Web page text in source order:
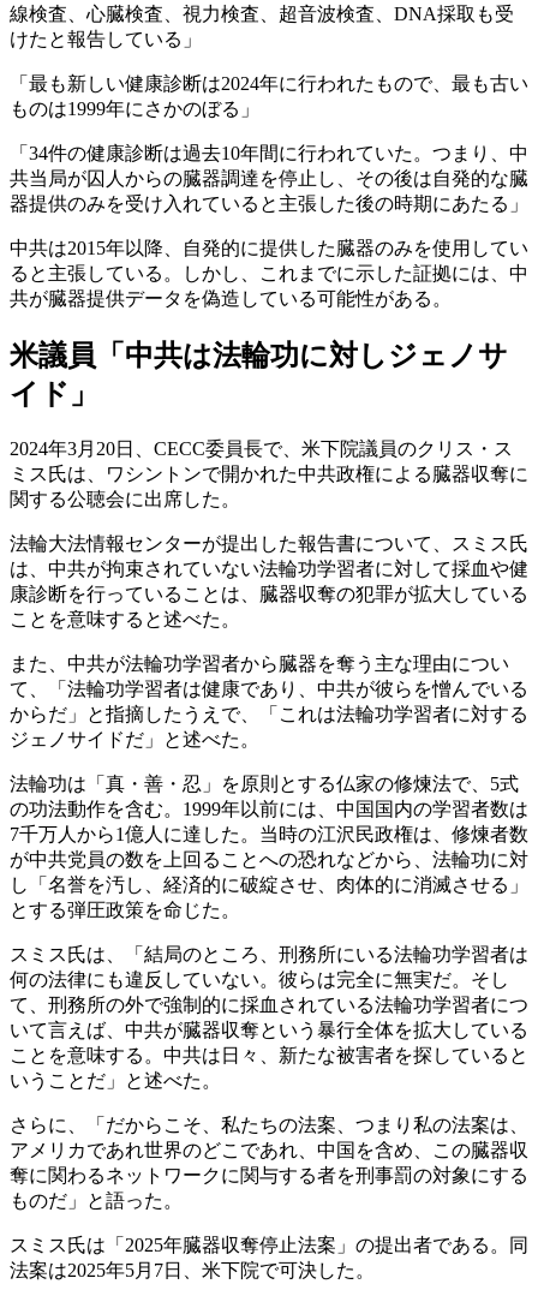
線検査、心臓検査、視力検査、超音波検査、DNA採取も受
けたと報告している」
「最も新しい健康診断は2024年に行われたもので、最も古い
ものは1999年にさかのぼる」
「34件の健康診断は過去10年間に行われていた。つまり、中
共当局が囚人からの臓器調達を停止し、その後は自発的な臓
器提供のみを受け入れていると主張した後の時期にあたる」
中共は2015年以降、自発的に提供した臓器のみを使用してい
ると主張している。しかし、これまでに示した証拠には、中
共が臓器提供データを偽造している可能性がある。
米議員「中共は法輪功に対しジェノサ
イド」
2024年3月20日、CECC委員長で、米下院議員のクリス・ス
ミス氏は、ワシントンで開かれた中共政権による臓器収奪に
関する公聴会に出席した。
法輪大法情報センターが提出した報告書について、スミス氏
は、中共が拘束されていない法輪功学習者に対して採血や健
康診断を行っていることは、臓器収奪の犯罪が拡大している
ことを意味すると述べた。
また、中共が法輪功学習者から臓器を奪う主な理由につい
て、「法輪功学習者は健康であり、中共が彼らを憎んでいる
からだ」と指摘したうえで、「これは法輪功学習者に対する
ジェノサイドだ」と述べた。
法輪功は「真・善・忍」を原則とする仏家の修煉法で、5式
の功法動作を含む。1999年以前には、中国国内の学習者数は
7千万人から1億人に達した。当時の江沢民政権は、修煉者数
が中共党員の数を上回ることへの恐れなどから、法輪功に対
し「名誉を汚し、経済的に破綻させ、肉体的に消滅させる」
とする弾圧政策を命じた。
スミス氏は、「結局のところ、刑務所にいる法輪功学習者は
何の法律にも違反していない。彼らは完全に無実だ。そし
て、刑務所の外で強制的に採血されている法輪功学習者につ
いて言えば、中共が臓器収奪という暴行全体を拡大している
ことを意味する。中共は日々、新たな被害者を探していると
いうことだ」と述べた。
さらに、「だからこそ、私たちの法案、つまり私の法案は、
アメリカであれ世界のどこであれ、中国を含め、この臓器収
奪に関わるネットワークに関与する者を刑事罰の対象にする
ものだ」と語った。
スミス氏は「2025年臓器収奪停止法案」の提出者である。同
法案は2025年5月7日、米下院で可決した。